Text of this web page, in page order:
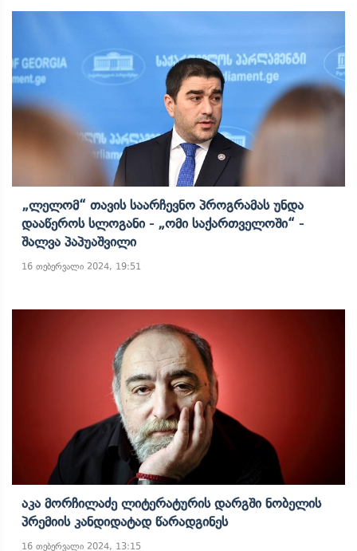
„ლელომ“ Თავის Საარჩევნო Პროგრამას Უნდა
Დააწეროს Სლოგანი - „ომი Საქართველოში“ -
Შალვა Პაპუაშვილი
16 თებერვალი 2024, 19:51
Აკა Მორჩილაძე Ლიტერატურის Დარგში Ნობელის
Პრემიის Კანდიდატად Წარადგინეს
16 თებერვალი 2024, 13:15